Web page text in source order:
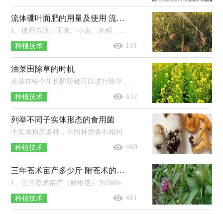
流体硼叶面肥的用量及使用 流体硼叶面肥在玉米什么时候用
1、使用方法：玉米、小麦、水稻、瓜果、油菜、花椰菜、大白菜、甘蓝等作物使用时的稀释倍数为1500-2000倍，果树、棉花等经济作物以及...
种植技术 101
油菜田除草的时机
种植技术 432
列举不同子实体形态的食用菌
种植技术 460
三年苍术亩产多少斤 附苍术的种植方法
种植技术 461